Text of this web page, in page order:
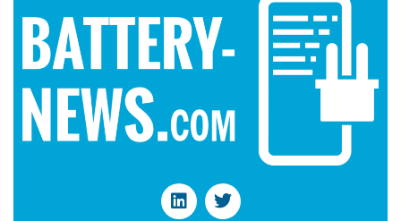
L
i
T
w